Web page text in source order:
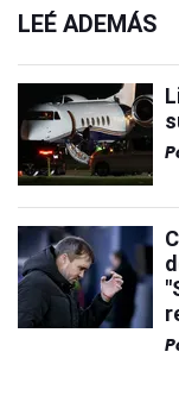
LEÉ ADEMÁS